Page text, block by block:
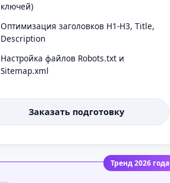
ключей)
Оптимизация заголовков H1-H3, Title,
Description
Настройка файлов Robots.txt и
Sitemap.xml
Заказать подготовку
Тренд 2026 года